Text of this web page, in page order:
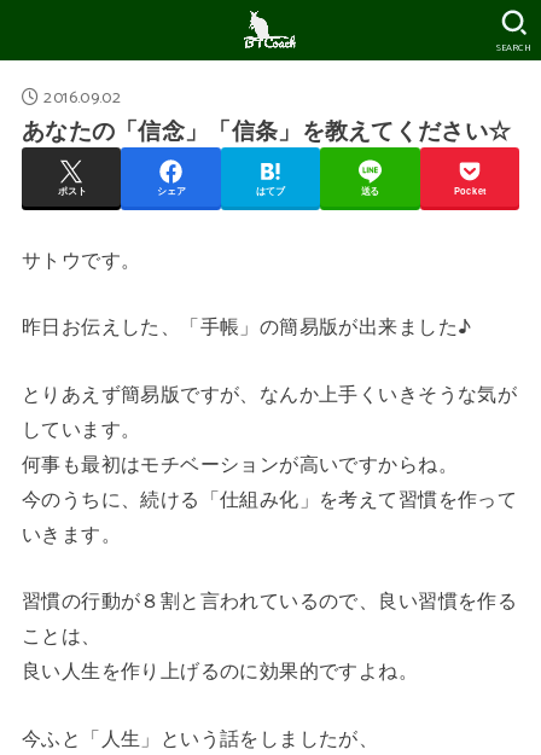
SEARCH
2016.09.02
あなたの「信念」「信条」を教えてください☆
ポスト シェア はてブ 送る Pocket
サトウです。
昨日お伝えした、「手帳」の簡易版が出来ました♪
とりあえず簡易版ですが、なんか上手くいきそうな気が
しています。
何事も最初はモチベーションが高いですからね。
今のうちに、続ける「仕組み化」を考えて習慣を作って
いきます。
習慣の行動が８割と言われているので、良い習慣を作る
ことは、
良い人生を作り上げるのに効果的ですよね。
今ふと「人生」という話をしましたが、